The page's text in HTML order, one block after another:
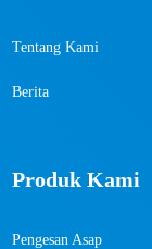
Tentang Kami
Berita
Produk Kami
Pengesan Asap